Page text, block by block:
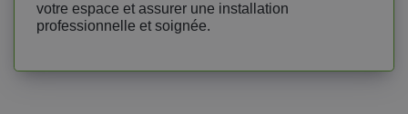
votre espace et assurer une installation
professionnelle et soignée.